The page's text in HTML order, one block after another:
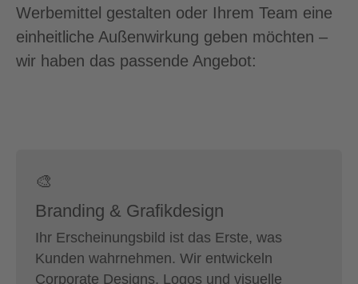
Werbemittel gestalten oder Ihrem Team eine
einheitliche Außenwirkung geben möchten –
wir haben das passende Angebot:
🎨
Branding & Grafikdesign
Ihr Erscheinungsbild ist das Erste, was
Kunden wahrnehmen. Wir entwickeln
Corporate Designs, Logos und visuelle